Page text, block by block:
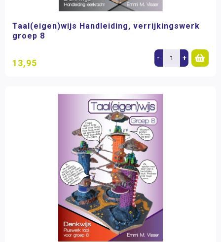
Taal(eigen)wijs Handleiding, verrijkingswerk
groep 8
13,95 - +